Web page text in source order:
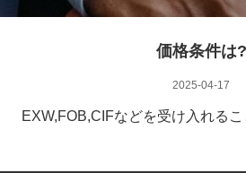
価格条件は?
2025-04-17
EXW,FOB,CIFなどを受け入れる